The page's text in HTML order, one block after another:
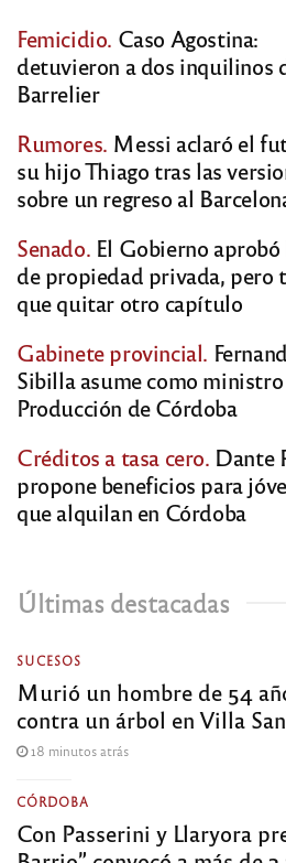
Femicidio. Caso Agostina:
detuvieron a dos inquilinos
Barrelier
Rumores. Messi aclaró el
su hijo Thiago tras las
sobre un regreso al
Senado. El Gobierno aprobó
de propiedad privada, pero
que quitar otro capítulo
Gabinete provincial.
Sibilla asume como
Producción de Córdoba
Créditos a tasa cero. Dante
propone beneficios para
que alquilan en Córdoba
Últimas destacadas
SUCESOS
Murió un hombre de 54
contra un árbol en Villa
18 minutos atrás
CÓRDOBA
Con Passerini y Llaryora